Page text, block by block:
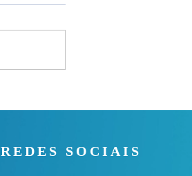
Culto Noite - 26/07/2026
REDES SOCIAIS